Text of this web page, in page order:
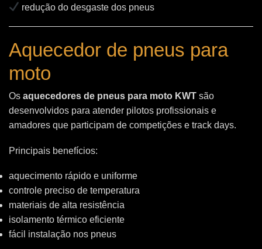
redução do desgaste dos pneus
Aquecedor de pneus para
moto
Os aquecedores de pneus para moto KWT são
desenvolvidos para atender pilotos profissionais e
amadores que participam de competições e track days.
Principais benefícios:
aquecimento rápido e uniforme
controle preciso de temperatura
materiais de alta resistência
isolamento térmico eficiente
fácil instalação nos pneus